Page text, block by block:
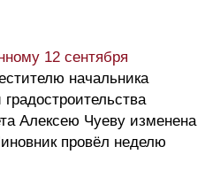
12 сентября
начальника
Алексею Чуеву изменена
провёл неделю